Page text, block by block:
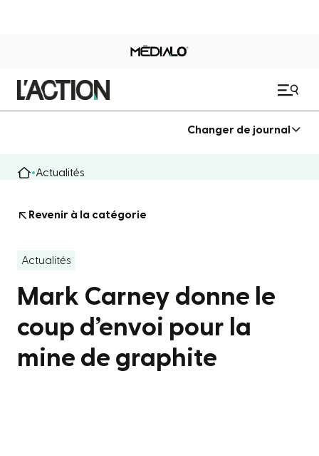
Changer de journal
Actualités
Revenir à la catégorie
Actualités
Mark Carney donne le
coup d’envoi pour la
mine de graphite